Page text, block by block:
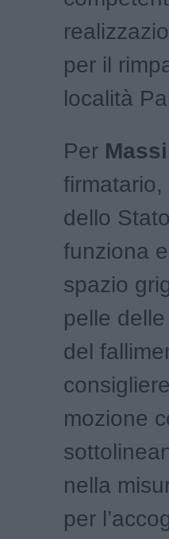
per il
località
Per
firmatario,
dello
funziona
spazio
pelle
del
mozione
nella
per